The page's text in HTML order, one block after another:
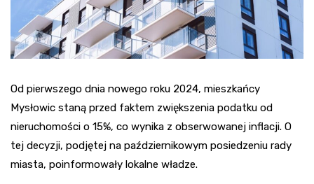
Od pierwszego dnia nowego roku 2024, mieszkańcy
Mysłowic staną przed faktem zwiększenia podatku od
nieruchomości o 15%, co wynika z obserwowanej inflacji. O
tej decyzji, podjętej na październikowym posiedzeniu rady
miasta, poinformowały lokalne władze.